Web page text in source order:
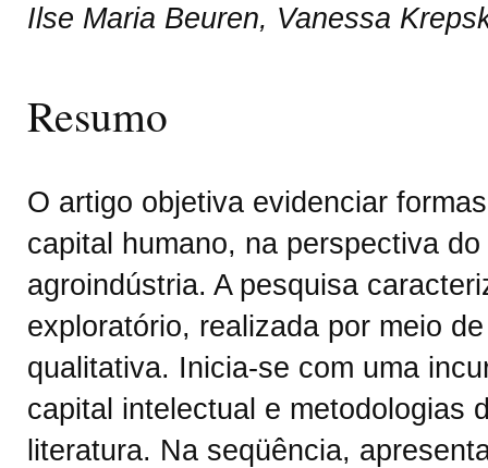
Ilse Maria Beuren, Vanessa
Resumo
O artigo objetiva evidenciar
capital humano, na perspectiva
agroindústria. A pesquisa
exploratório, realizada por meio
qualitativa. Inicia-se com uma
capital intelectual e metodologias
literatura. Na seqüência,